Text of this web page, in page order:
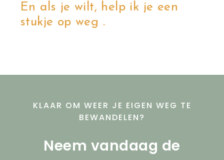
En als je wilt, help ik je een
stukje op weg .
KLAAR OM WEER JE EIGEN WEG TE
BEWANDELEN?
Neem vandaag de